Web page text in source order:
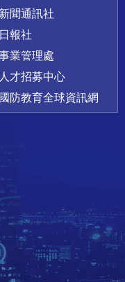
聞通訊社
報社
業管理處
才招募中心
防教育全球資訊網